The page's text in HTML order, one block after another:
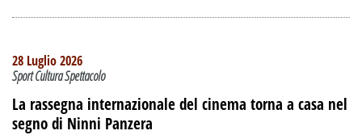
28 Luglio 2026
Sport Cultura Spettacolo
La rassegna internazionale del cinema torna a casa nel
segno di Ninni Panzera